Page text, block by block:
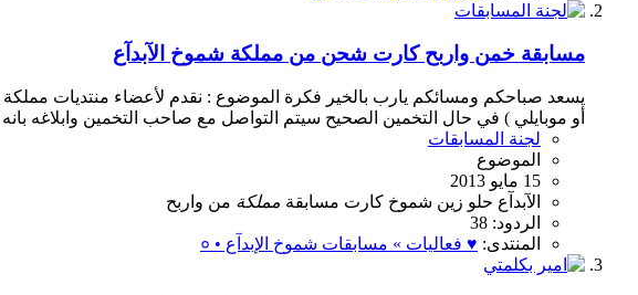
مسابقة خمن واربح كارت شحن من مملكة شموخ الآبدآع
يسعد صباحكم ومسائكم يارب بالخير فكرة الموضوع : نقدم لأعضاء منتديات
أو موبايلي ) في حال التخمين الصحيح سيتم التواصل مع صاحب التخمين وابلاغه
لجنة المسابقات
الموضوع
15 مايو 2013
الآبدآع حلو زين شموخ كارت مسابقة مملكة من واربح
الردود: 38
المنتدى: ♥ فعاليات » مسابقات شموخ الإبدآع • ०